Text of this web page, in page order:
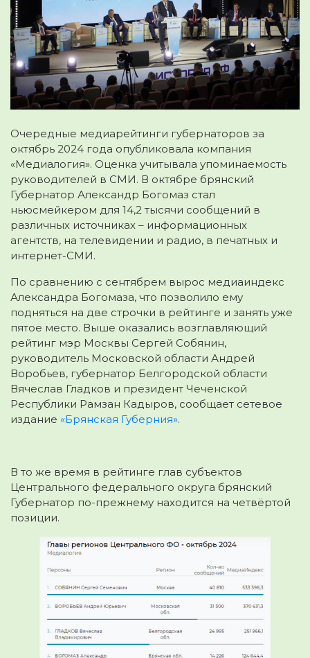
Очередные медиарейтинги губернаторов за
октябрь 2024 года опубликовала компания
«Медиалогия». Оценка учитывала упоминаемость
руководителей в СМИ. В октябре брянский
Губернатор Александр Богомаз стал
ньюсмейкером для 14,2 тысячи сообщений в
различных источниках – информационных
агентств, на телевидении и радио, в печатных и
интернет-СМИ.
По сравнению с сентябрем вырос медиаиндекс
Александра Богомаза, что позволило ему
подняться на две строчки в рейтинге и занять уже
пятое место. Выше оказались возглавляющий
рейтинг мэр Москвы Сергей Собянин,
руководитель Московской области Андрей
Воробьев, губернатор Белгородской области
Вячеслав Гладков и президент Чеченской
Республики Рамзан Кадыров, сообщает сетевое
издание «Брянская Губерния».
В то же время в рейтинге глав субъектов
Центрального федерального округа брянский
Губернатор по-прежнему находится на четвёртой
позиции.